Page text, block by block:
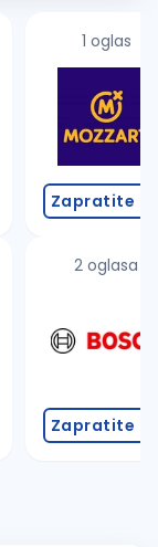
1 oglas
Zapratite
2 oglasa
Zapratite